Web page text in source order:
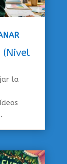
(Nivel
la